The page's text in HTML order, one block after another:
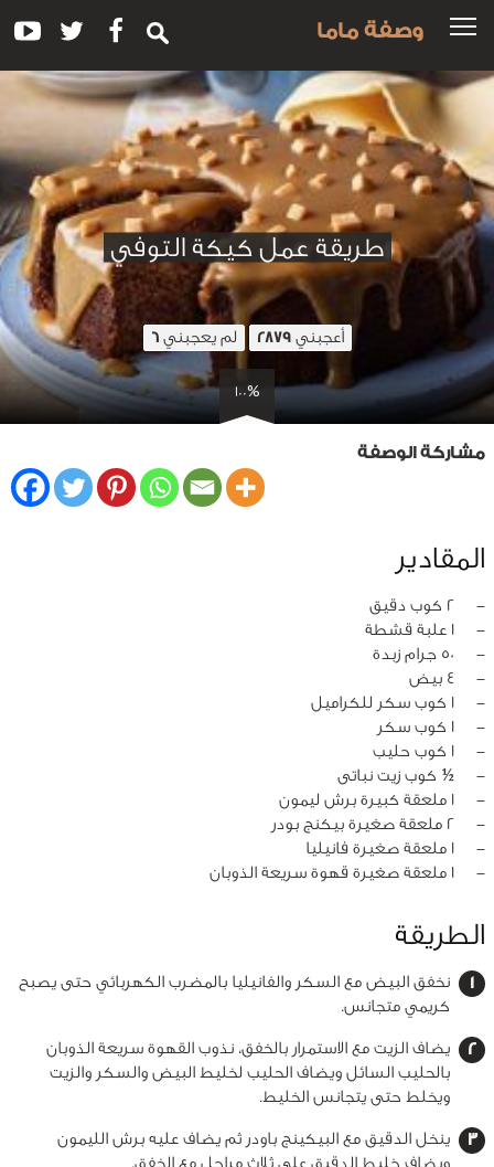
وصفة ماما
طريقة عمل كيكة التوفي
أعجبني2879 لم يعجبني6
100%
مشاركة الوصفة
المقادير
‏-
2 كوب دقيق
‏-
1 علبة قشطة
‏-
50 جرام زبدة
‏-
4 بيض
‏-
1 كوب سكر للكراميل
‏-
1 كوب سكر
‏-
1 كوب حليب
‏-
½ كوب زيت نباتى
‏-
1 ملعقة كبيرة برش ليمون
‏-
2 ملعقة صغيرة بيكنج بودر
‏-
1 ملعقة صغيرة فانيليا
‏-
1 ملعقة صغيرة قهوة سريعة الذوبان
الطريقة
نخفق البيض مع السكر والفانيليا بالمضرب الكهربائي حتى يصبح
كريمي متجانس.
يضاف الزيت مع الاستمرار بالخفق، نذوب القهوة سريعة الذوبان
بالحليب السائل ويضاف الحليب لخليط البيض والسكر والزيت
ويخلط حتى يتجانس الخليط.
ينخل الدقيق مع البيكينج باودر ثم يضاف عليه برش الليمون
ويضاف خليط الدقيق على ثلاث مراحل مع الخفق.